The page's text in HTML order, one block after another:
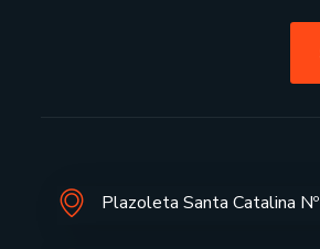
Plazoleta Santa Catalina